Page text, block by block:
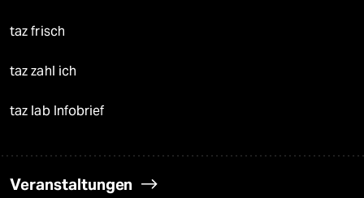
taz frisch
taz zahl ich
taz lab Infobrief
Veranstaltungen